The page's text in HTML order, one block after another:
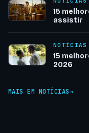
15
assistir
NOTÍCIAS
15
2026
MAIS EM NOTÍCIAS